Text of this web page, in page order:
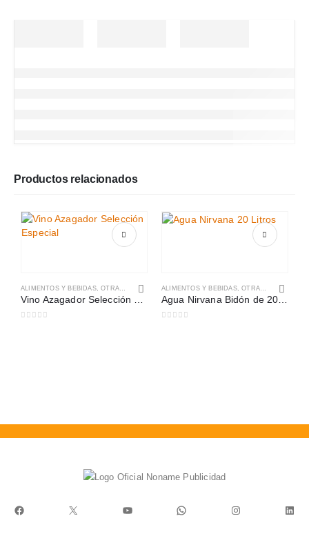
Productos relacionados
ALIMENTOS Y BEBIDAS,OTRAS CATEGORÍAS ALIMENTOS Y BEBIDAS,OTRAS CATEGORÍAS
Facebook X YouTube WhatsApp Instagram